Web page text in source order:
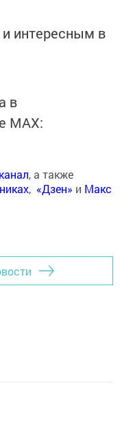
интересным в
в
MАХ:
, а также
, «Дзен» и Макс